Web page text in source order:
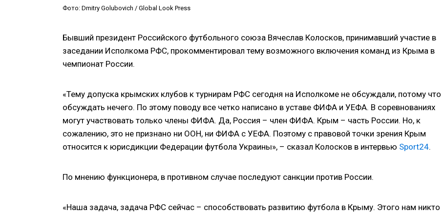
Фото: Dmitry Golubovich / Global Look Press
Бывший президент Российского футбольного союза Вячеслав Колосков, принимавший участие в
заседании Исполкома РФС, прокомментировал тему возможного включения команд из Крыма в
чемпионат России.
«Тему допуска крымских клубов к турнирам РФС сегодня на Исполкоме не обсуждали, потому что
обсуждать нечего. По этому поводу все четко написано в уставе ФИФА и УЕФА. В соревнованиях
могут участвовать только члены ФИФА. Да, Россия – член ФИФА. Крым – часть России. Но, к
сожалению, это не признано ни ООН, ни ФИФА с УЕФА. Поэтому с правовой точки зрения Крым
относится к юрисдикции Федерации футбола Украины», – сказал Колосков в интервью Sport24.
По мнению функционера, в противном случае последуют санкции против России.
«Наша задача, задача РФС сейчас – способствовать развитию футбола в Крыму. Этого нам никто